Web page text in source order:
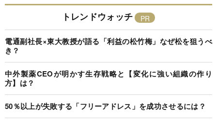
トレンドウォッチ
電通副社長×東大教授が語る「利益の松竹梅」なぜ松を狙うべ
き？
中外製薬CEOが明かす生存戦略と【変化に強い組織の作り
方】は？
50％以上が失敗する「フリーアドレス」を成功させるには？